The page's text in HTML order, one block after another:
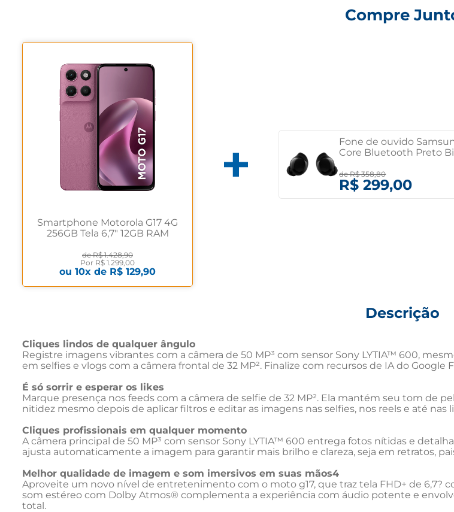
Compre
Smartphone Motorola G17 4G
256GB Tela 6,7" 12GB RAM
deR$ 1.428,90
Por R$ 1.299,00
ou 10x de R$ 129,90
Fone de ouvido
Core Bluetooth Preto
deR$ 358,80
R$ 299,00
Descrição
Cliques lindos de qualquer ângulo
Registre imagens vibrantes com a câmera de 50 MP³ com sensor Sony LYTIA™ 600,
em selfies e vlogs com a câmera frontal de 32 MP². Finalize com recursos de IA do
É só sorrir e esperar os likes
Marque presença nos feeds com a câmera de selfie de 32 MP². Ela mantém seu tom de
nitidez mesmo depois de aplicar filtros e editar as imagens nas selfies, nos reels e até nas
Cliques profissionais em qualquer momento
A câmera principal de 50 MP³ com sensor Sony LYTIA™ 600 entrega fotos nítidas e
ajusta automaticamente a imagem para garantir mais brilho e clareza, seja em retratos,
Melhor qualidade de imagem e som imersivos em suas mãos4
Aproveite um novo nível de entretenimento com o moto g17, que traz tela FHD+ de 6,7?
som estéreo com Dolby Atmos® complementa a experiência com áudio potente e
total.